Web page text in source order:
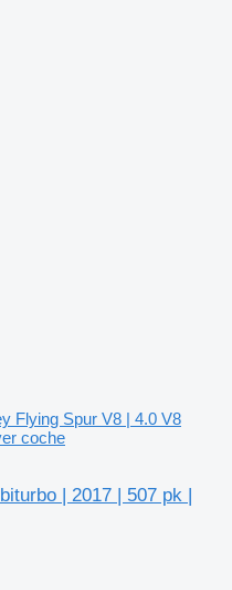
Flying Spur V8 | 4.0 V8
coche
| 2017 | 507 pk |